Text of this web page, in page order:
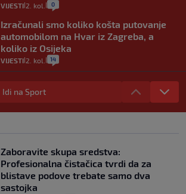
VIJESTI 2. kol. 0
Izračunali smo koliko košta putovanje
automobilom na Hvar iz Zagreba, a
koliko iz Osijeka
VIJESTI 2. kol. 14
"Kći je otišla na more, a zaboravila
zdravstvenu iskaznicu". Kakva su prava
pacijenata izvan mjesta prebivališta?
1
Plenković na 15 dana ukine mjere: "Ne bi
se dogodilo ništa. Vlada se zaljubila u te
intervencije"
30. srp. 25
Idi na Sport
Zaboravite skupa sredstva:
Profesionalna čistačica tvrdi da za
blistave podove trebate samo dva
sastojka